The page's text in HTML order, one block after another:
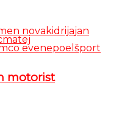
novakidrijajan
matej
evenepoel šport
motorist